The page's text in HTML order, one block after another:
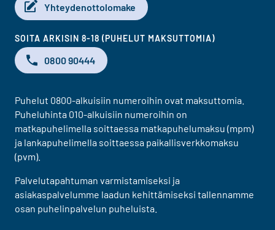
Yhteydenottolomake
SOITA ARKISIN 8-18 (PUHELUT MAKSUTTOMIA)
0800 90444
Puhelut 0800-alkuisiin numeroihin ovat maksuttomia.
Puheluhinta 010-alkuisiin numeroihin on
matkapuhelimella soittaessa matkapuhelumaksu (mpm)
ja lankapuhelimella soittaessa paikallisverkkomaksu
(pvm).
Palvelutapahtuman varmistamiseksi ja
asiakaspalvelumme laadun kehittämiseksi tallennamme
osan puhelinpalvelun puheluista.